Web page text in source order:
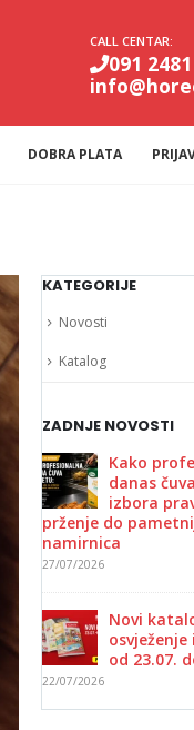
CALL CENTAR:
091
DOBRA PLATA
KATEGORIJE
Novosti
Katalog
ZADNJE NOVOSTI
Kako
danas
izbora
prženje do
namirnica
27/07/2026
Novi
od 23.07.
22/07/2026